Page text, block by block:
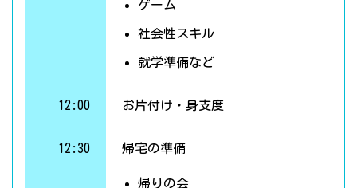
ゲーム
社会性スキル
就学準備など
12:00 お片付け・身支度
12:30 帰宅の準備
帰りの会